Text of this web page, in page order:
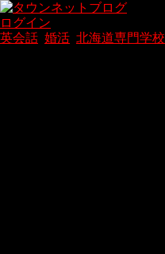
ログイン
英会話 婚活 北海道専門学校